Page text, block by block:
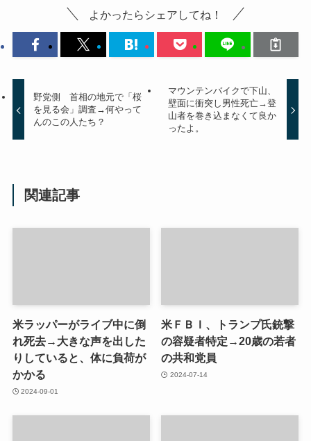
よかったらシェアしてね！
野党側 首相の地元で「桜
を見る会」調査→何やって
んのこの人たち？
マウンテンバイクで下山、
壁面に衝突し男性死亡→登
山者を巻き込まなくて良か
ったよ。
関連記事
米ラッパーがライブ中に倒
れ死去→大きな声を出した
りしていると、体に負荷が
かかる
2024-09-01
米ＦＢＩ、トランプ氏銃撃
の容疑者特定→20歳の若者
の共和党員
2024-07-14